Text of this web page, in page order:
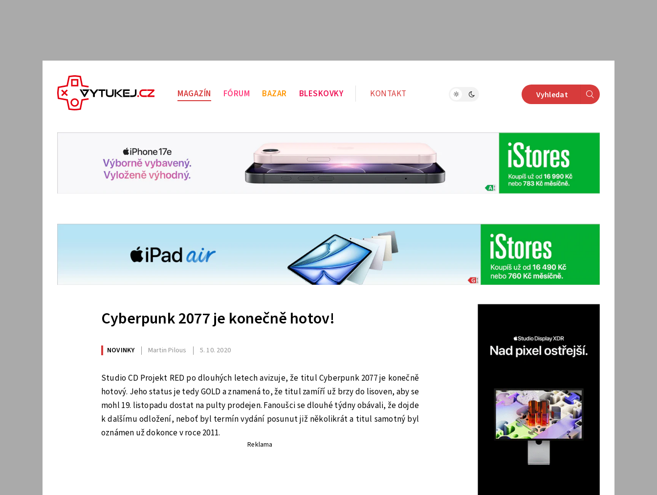
MAGAZÍN FÓRUM BAZAR BLESKOVKY KONTAKT Vyhledat
Cyberpunk 2077 je konečně hotov!
NOVINKY Martin Pilous 5. 10. 2020
Studio CD Projekt RED po dlouhých letech avizuje, že titul Cyberpunk 2077 je konečně
hotový. Jeho status je tedy GOLD a znamená to, že titul zamíří už brzy do lisoven, aby se
mohl 19. listopadu dostat na pulty prodejen. Fanoušci se dlouhé týdny obávali, že dojde
k dalšímu odložení, neboť byl termín vydání posunut již několikrát a titul samotný byl
oznámen už dokonce v roce 2011.
Reklama